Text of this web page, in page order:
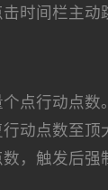
时间栏主动
点行动点数。
动点数至顶
，触发后强